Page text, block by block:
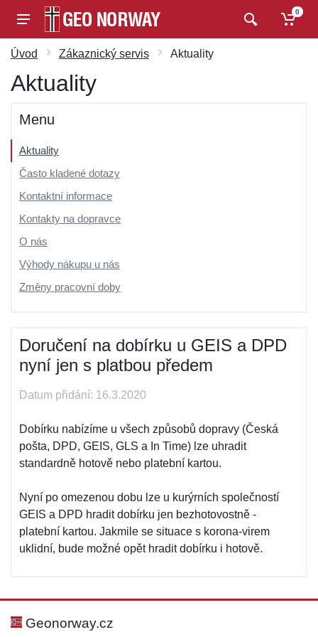
0
Úvod Zákaznický servis Aktuality
Aktuality
Menu
Aktuality
Často kladené dotazy
Kontaktní informace
Kontakty na dopravce
O nás
Výhody nákupu u nás
Změny pracovní doby
Doručení na dobírku u GEIS a DPD
nyní jen s platbou předem
Datum přidání: 16.3.2020
Dobírku nabízíme u všech způsobů dopravy (Česká
pošta, DPD, GEIS, GLS a In Time) lze uhradit
standardně hotově nebo platební kartou.
Nyní po omezenou dobu lze u kurýrních společností
GEIS a DPD hradit dobírku jen bezhotovostně -
platební kartou. Jakmile se situace s korona-virem
uklidní, bude možné opět hradit dobírku i hotově.
Geonorway.cz